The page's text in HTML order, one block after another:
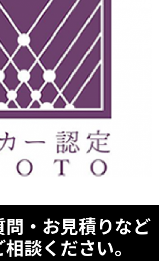
問・お見積りなど
談ください。